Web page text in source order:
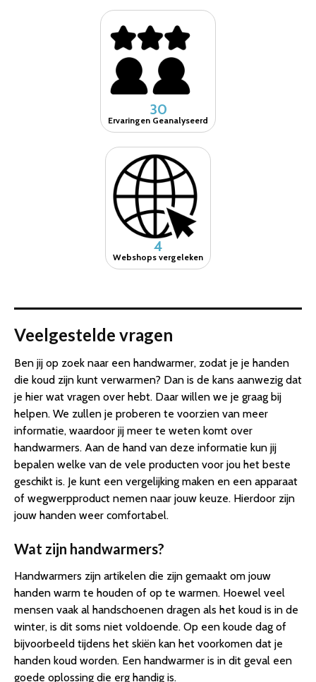
30
Ervaringen Geanalyseerd
4
Webshops vergeleken
Veelgestelde vragen
Ben jij op zoek naar een handwarmer, zodat je je handen
die koud zijn kunt verwarmen? Dan is de kans aanwezig dat
je hier wat vragen over hebt. Daar willen we je graag bij
helpen. We zullen je proberen te voorzien van meer
informatie, waardoor jij meer te weten komt over
handwarmers. Aan de hand van deze informatie kun jij
bepalen welke van de vele producten voor jou het beste
geschikt is. Je kunt een vergelijking maken en een apparaat
of wegwerpproduct nemen naar jouw keuze. Hierdoor zijn
jouw handen weer comfortabel.
Wat zijn handwarmers?
Handwarmers zijn artikelen die zijn gemaakt om jouw
handen warm te houden of op te warmen. Hoewel veel
mensen vaak al handschoenen dragen als het koud is in de
winter, is dit soms niet voldoende. Op een koude dag of
bijvoorbeeld tijdens het skiën kan het voorkomen dat je
handen koud worden. Een handwarmer is in dit geval een
goede oplossing die erg handig is.